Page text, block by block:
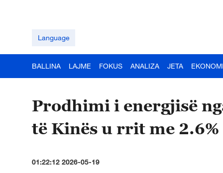
Language
BALLINA LAJME FOKUS ANALIZA JETA
Prodhimi i energjisë
të Kinës u rrit me
01:22:12 2026-05-19